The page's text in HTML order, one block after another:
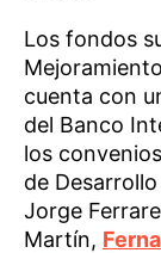
Los fondos
cuenta con
del Banco
los
de
Jorge
Martín,